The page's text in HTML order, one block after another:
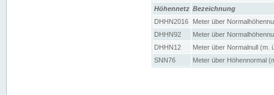
Höhennetz Bezeichnung
DHHN2016
Meter über
DHHN92
Meter über
DHHN12
Meter über Normalnull (m.
SNN76
Meter über Höhennormal